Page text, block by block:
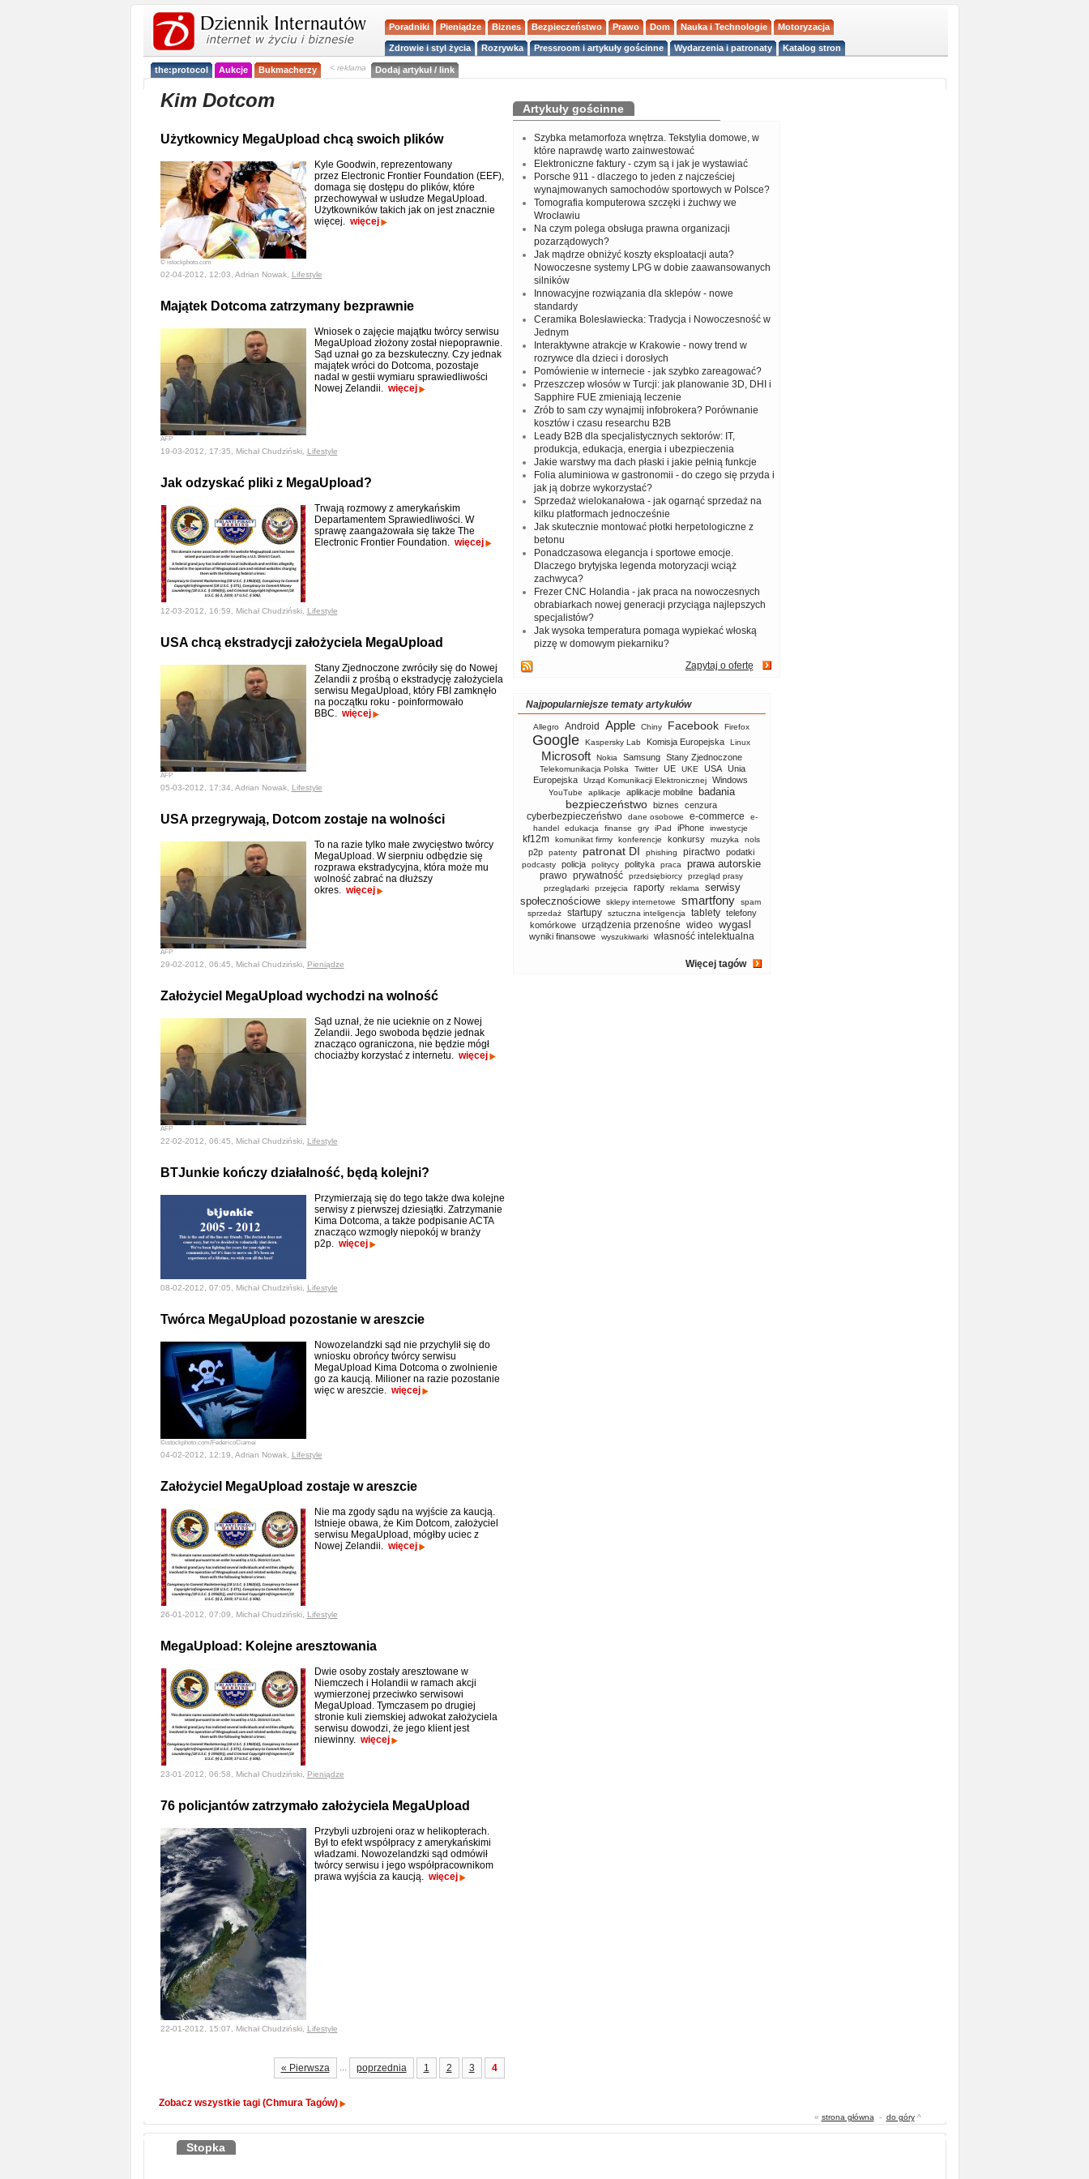
Poradniki Pieniądze Biznes Bezpieczeństwo Prawo Dom Nauka i Technologie Motoryzacja
Zdrowie i styl życia Rozrywka Pressroom i artykuły gościnne Wydarzenia i patronaty Katalog stron
the:protocol Aukcje Bukmacherzy < reklama Dodaj artykuł / link
Kim Dotcom
Użytkownicy MegaUpload chcą swoich plików
© istockphoto.com
Kyle Goodwin, reprezentowany
przez Electronic Frontier Foundation (EEF),
domaga się dostępu do plików, które
przechowywał w usłudze MegaUpload.
Użytkowników takich jak on jest znacznie
więcej. więcej
02-04-2012, 12:03, Adrian Nowak, Lifestyle
Majątek Dotcoma zatrzymany bezprawnie
AFP
Wniosek o zajęcie majątku twórcy serwisu
MegaUpload złożony został niepoprawnie.
Sąd uznał go za bezskuteczny. Czy jednak
majątek wróci do Dotcoma, pozostaje
nadal w gestii wymiaru sprawiedliwości
Nowej Zelandii. więcej
19-03-2012, 17:35, Michał Chudziński, Lifestyle
Jak odzyskać pliki z MegaUpload?
Trwają rozmowy z amerykańskim
Departamentem Sprawiedliwości. W
sprawę zaangażowała się także The
Electronic Frontier Foundation. więcej
12-03-2012, 16:59, Michał Chudziński, Lifestyle
USA chcą ekstradycji założyciela MegaUpload
AFP
Stany Zjednoczone zwróciły się do Nowej
Zelandii z prośbą o ekstradycję założyciela
serwisu MegaUpload, który FBI zamknęło
na początku roku - poinformowało
BBC. więcej
05-03-2012, 17:34, Adrian Nowak, Lifestyle
USA przegrywają, Dotcom zostaje na wolności
AFP
To na razie tylko małe zwycięstwo twórcy
MegaUpload. W sierpniu odbędzie się
rozprawa ekstradycyjna, która może mu
wolność zabrać na dłuższy
okres. więcej
29-02-2012, 06:45, Michał Chudziński, Pieniądze
Założyciel MegaUpload wychodzi na wolność
AFP
Sąd uznał, że nie ucieknie on z Nowej
Zelandii. Jego swoboda będzie jednak
znacząco ograniczona, nie będzie mógł
chociażby korzystać z internetu. więcej
22-02-2012, 06:45, Michał Chudziński, Lifestyle
BTJunkie kończy działalność, będą kolejni?
Przymierzają się do tego także dwa kolejne
serwisy z pierwszej dziesiątki. Zatrzymanie
Kima Dotcoma, a także podpisanie ACTA
znacząco wzmogły niepokój w branży
p2p. więcej
08-02-2012, 07:05, Michał Chudziński, Lifestyle
Twórca MegaUpload pozostanie w areszcie
©istockphoto.com/FedericoCiamei
Nowozelandzki sąd nie przychylił się do
wniosku obrońcy twórcy serwisu
MegaUpload Kima Dotcoma o zwolnienie
go za kaucją. Milioner na razie pozostanie
więc w areszcie. więcej
04-02-2012, 12:19, Adrian Nowak, Lifestyle
Założyciel MegaUpload zostaje w areszcie
Nie ma zgody sądu na wyjście za kaucją.
Istnieje obawa, że Kim Dotcom, założyciel
serwisu MegaUpload, mógłby uciec z
Nowej Zelandii. więcej
26-01-2012, 07:09, Michał Chudziński, Lifestyle
MegaUpload: Kolejne aresztowania
Dwie osoby zostały aresztowane w
Niemczech i Holandii w ramach akcji
wymierzonej przeciwko serwisowi
MegaUpload. Tymczasem po drugiej
stronie kuli ziemskiej adwokat założyciela
serwisu dowodzi, że jego klient jest
niewinny. więcej
23-01-2012, 06:58, Michał Chudziński, Pieniądze
76 policjantów zatrzymało założyciela MegaUpload
Przybyli uzbrojeni oraz w helikopterach.
Był to efekt współpracy z amerykańskimi
władzami. Nowozelandzki sąd odmówił
twórcy serwisu i jego współpracownikom
prawa wyjścia za kaucją. więcej
22-01-2012, 15:07, Michał Chudziński, Lifestyle
« Pierwsza ... poprzednia 1 2 3 4
Zobacz wszystkie tagi (Chmura Tagów)
Artykuły gościnne
Szybka metamorfoza wnętrza. Tekstylia domowe, w
które naprawdę warto zainwestować
Elektroniczne faktury - czym są i jak je wystawiać
Porsche 911 - dlaczego to jeden z najcześciej
wynajmowanych samochodów sportowych w Polsce?
Tomografia komputerowa szczęki i żuchwy we
Wrocławiu
Na czym polega obsługa prawna organizacji
pozarządowych?
Jak mądrze obniżyć koszty eksploatacji auta?
Nowoczesne systemy LPG w dobie zaawansowanych
silników
Innowacyjne rozwiązania dla sklepów - nowe
standardy
Ceramika Bolesławiecka: Tradycja i Nowoczesność w
Jednym
Interaktywne atrakcje w Krakowie - nowy trend w
rozrywce dla dzieci i dorosłych
Pomówienie w internecie - jak szybko zareagować?
Przeszczep włosów w Turcji: jak planowanie 3D, DHI i
Sapphire FUE zmieniają leczenie
Zrób to sam czy wynajmij infobrokera? Porównanie
kosztów i czasu researchu B2B
Leady B2B dla specjalistycznych sektorów: IT,
produkcja, edukacja, energia i ubezpieczenia
Jakie warstwy ma dach płaski i jakie pełnią funkcje
Folia aluminiowa w gastronomii - do czego się przyda i
jak ją dobrze wykorzystać?
Sprzedaż wielokanałowa - jak ogarnąć sprzedaż na
kilku platformach jednocześnie
Jak skutecznie montować płotki herpetologiczne z
betonu
Ponadczasowa elegancja i sportowe emocje.
Dlaczego brytyjska legenda motoryzacji wciąż
zachwyca?
Frezer CNC Holandia - jak praca na nowoczesnych
obrabiarkach nowej generacji przyciąga najlepszych
specjalistów?
Jak wysoka temperatura pomaga wypiekać włoską
pizzę w domowym piekarniku?
Zapytaj o ofertę
Najpopularniejsze tematy artykułów
Allegro Android Apple Chiny Facebook Firefox
Google Kaspersky Lab Komisja Europejska Linux
Microsoft Nokia Samsung Stany Zjednoczone
Telekomunikacja Polska Twitter UE UKE USA
Unia
Europejska
Urząd Komunikacji Elektronicznej Windows
YouTube aplikacje aplikacje mobilne badania
bezpieczeństwo biznes cenzura
cyberbezpieczeństwo dane osobowe e-commerce
e-
handel
edukacja finanse gry iPad iPhone inwestycje
kf12m komunikat firmy konferencje konkursy muzyka nols
p2p patenty patronat DI phishing piractwo podatki
podcasty policja politycy polityka praca prawa autorskie
prawo prywatność przedsiębiorcy
przegląd prasy
przeglądarki
przejęcia raporty reklama
serwisy
społecznościowe
sklepy internetowe smartfony
spam
sprzedaż
startupy sztuczna inteligencja tablety telefony
komórkowe urządzenia przenośne wideo wygasl
wyniki finansowe wyszukiwarki własność intelektualna
Więcej tagów
« strona główna - do góry^
Stopka